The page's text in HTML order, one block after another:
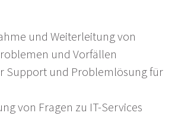
und Weiterleitung von
und Vorfällen
Support und Problemlösung für
von Fragen zu IT-Services